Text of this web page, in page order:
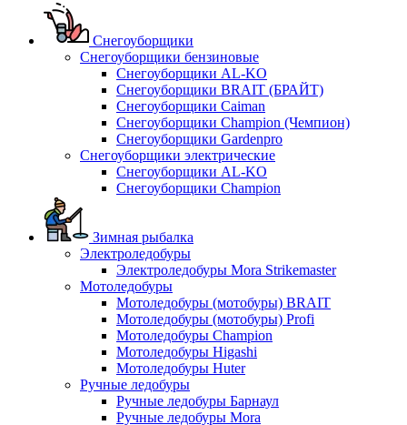
Снегоуборщики
Снегоуборщики бензиновые
Снегоуборщики AL-KO
Снегоуборщики BRAIT (БРАЙТ)
Снегоуборщики Caiman
Снегоуборщики Champion (Чемпион)
Снегоуборщики Gardenpro
Снегоуборщики электрические
Снегоуборщики AL-KO
Снегоуборщики Champion
Зимная рыбалка
Электроледобуры
Электроледобуры Mora Strikemaster
Мотоледобуры
Мотоледобуры (мотобуры) BRAIT
Мотоледобуры (мотобуры) Profi
Мотоледобуры Champion
Мотоледобуры Higashi
Мотоледобуры Huter
Ручные ледобуры
Ручные ледобуры Барнаул
Ручные ледобуры Mora